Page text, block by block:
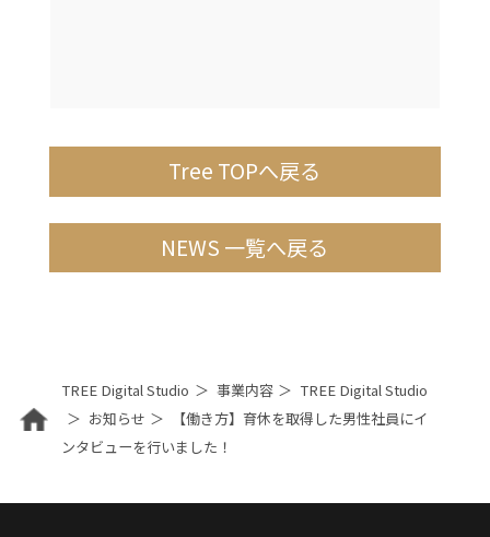
Tree TOPへ戻る
NEWS 一覧へ戻る
TREE Digital Studio 事業内容
TREE Digital Studio
お知らせ
【働き方】育休を取得した男性社員にイ
ンタビューを行いました！